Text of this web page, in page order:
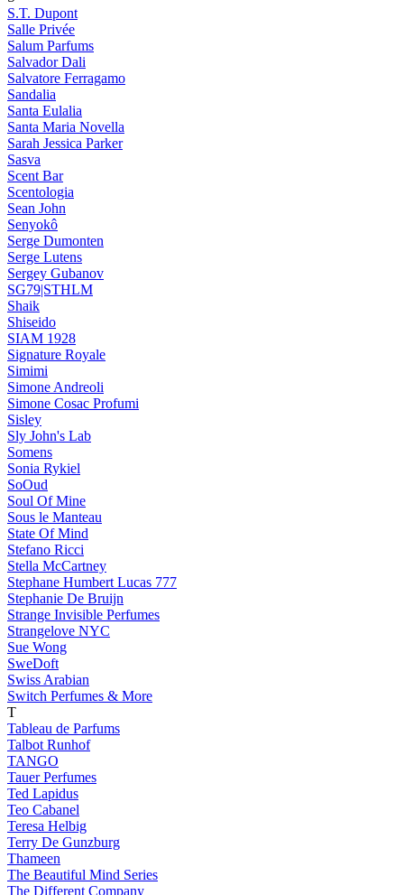
S.T. Dupont
Salle Privée
Salum Parfums
Salvador Dali
Salvatore Ferragamo
Sandalia
Santa Eulalia
Santa Maria Novella
Sarah Jessica Parker
Sasva
Scent Bar
Scentologia
Sean John
Senyokô
Serge Dumonten
Serge Lutens
Sergey Gubanov
SG79|STHLM
Shaik
Shiseido
SIAM 1928
Signature Royale
Simimi
Simone Andreoli
Simone Cosac Profumi
Sisley
Sly John's Lab
Somens
Sonia Rykiel
SoOud
Soul Of Mine
Sous le Manteau
State Of Mind
Stefano Ricci
Stella McCartney
Stephane Humbert Lucas 777
Stephanie De Bruijn
Strange Invisible Perfumes
Strangelove NYC
Sue Wong
SweDoft
Swiss Arabian
Switch Perfumes & More
T
Tableau de Parfums
Talbot Runhof
TANGO
Tauer Perfumes
Ted Lapidus
Teo Cabanel
Teresa Helbig
Terry De Gunzburg
Thameen
The Beautiful Mind Series
The Different Company